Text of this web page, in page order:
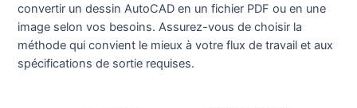
convertir un dessin AutoCAD en un fichier PDF ou en une
image selon vos besoins. Assurez-vous de choisir la
méthode qui convient le mieux à votre flux de travail et aux
spécifications de sortie requises.